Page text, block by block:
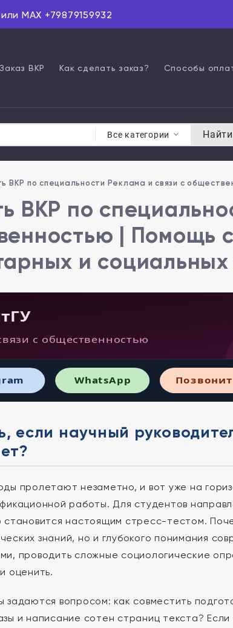
MAX +79879159932
Заказ ВКР Как сделать заказ? Способы
Все категории Найти
ВКР по специальности Реклама и связи с
ВКР по
| Помощь
и
с общественностью
WhatsApp
если научный
пролетают незаметно, и вот уже на
работы. Для студентов
становится настоящим стресс-тестом.
знаний, но и глубокого понимания
проводить сложные социологические
оценить.
задаются вопросом: как совместить
и написание сотен страниц текста?